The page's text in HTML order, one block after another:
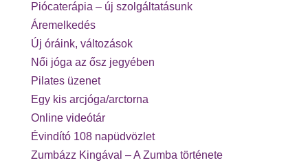
Piócaterápia – új szolgáltatásunk
Áremelkedés
Új óráink, változások
Női jóga az ősz jegyében
Pilates üzenet
Egy kis arcjóga/arctorna
Online videótár
Évindító 108 napüdvözlet
Zumbázz Kingával – A Zumba története